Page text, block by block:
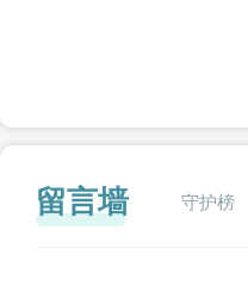
留言墙 守护榜